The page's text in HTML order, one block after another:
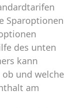
Sparoptionen
des unten
kann
und welche
am